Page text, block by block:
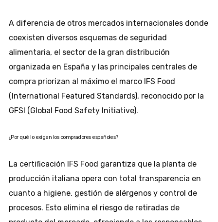
A diferencia de otros mercados internacionales donde
coexisten diversos esquemas de seguridad
alimentaria, el sector de la gran distribución
organizada en España y las principales centrales de
compra priorizan al máximo el marco IFS Food
(International Featured Standards), reconocido por la
GFSI (Global Food Safety Initiative).
¿Por qué lo exigen los compradores españoles?
La certificación IFS Food garantiza que la planta de
producción italiana opera con total transparencia en
cuanto a higiene, gestión de alérgenos y control de
procesos. Esto elimina el riesgo de retiradas de